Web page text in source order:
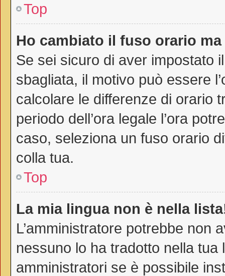
Top
Ho cambiato il fuso orario
Se sei sicuro di aver impostato
sbagliata, il motivo può essere
calcolare le differenze di orario
periodo dell’ora legale l’ora
caso, seleziona un fuso orario
colla tua.
Top
La mia lingua non è nella
L’amministratore potrebbe non
nessuno lo ha tradotto nella
amministratori se è possibile